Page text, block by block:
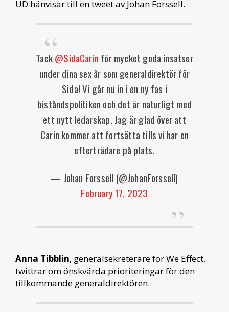
UD hänvisar till en tweet av Johan Forssell.
Tack@SidaCarin för mycket goda insatser
under dina sex år som generaldirektör för
Sida! Vi går nu in i en ny fas i
biståndspolitiken och det är naturligt med
ett nytt ledarskap. Jag är glad över att
Carin kommer att fortsätta tills vi har en
efterträdare på plats.
— Johan Forssell (@JohanForssell)
February 17, 2023
Anna Tibblin, generalsekreterare för We Effect,
twittrar om önskvärda prioriteringar för den
tillkommande generaldirektören.